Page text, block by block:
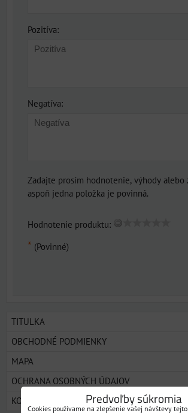
Pozitíva:
Negatíva:
Zadajte prosím hodnotenie, výhody alebo
aspoň jedna položka je povinná.
Hodnotenie produktu:
* (Povinné)
TITULKA
OBCHODNÉ PODMIENKY
MAPA
OCHRANA OSOBNÝCH ÚDAJOV
KONTAKT
Predvoľby súkromia
Cookies používame na zlepšenie vašej návštevy